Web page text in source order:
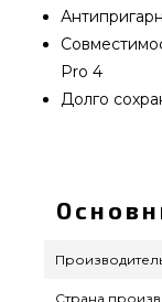
Pro 4
Долго
от
по
магазине
Страна